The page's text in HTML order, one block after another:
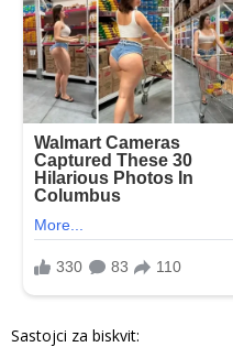
Sastojci za biskvit: